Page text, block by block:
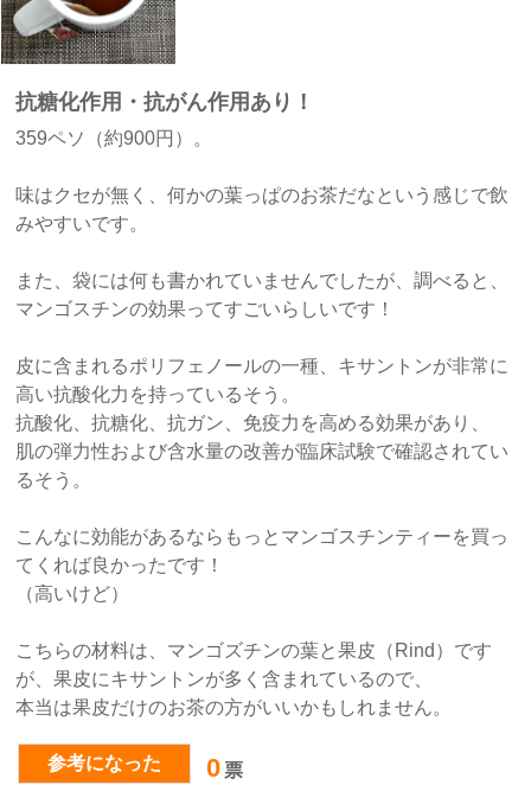
抗糖化作用・抗がん作用あり！
359ペソ（約900円）。
味はクセが無く、何かの葉っぱのお茶だなという感じで飲
みやすいです。
また、袋には何も書かれていませんでしたが、調べると、
マンゴスチンの効果ってすごいらしいです！
皮に含まれるポリフェノールの一種、キサントンが非常に
高い抗酸化力を持っているそう。
抗酸化、抗糖化、抗ガン、免疫力を高める効果があり、
肌の弾力性および含水量の改善が臨床試験で確認されてい
るそう。
こんなに効能があるならもっとマンゴスチンティーを買っ
てくれば良かったです！
（高いけど）
こちらの材料は、マンゴズチンの葉と果皮（Rind）です
が、果皮にキサントンが多く含まれているので、
本当は果皮だけのお茶の方がいいかもしれません。
参考になった 0 票